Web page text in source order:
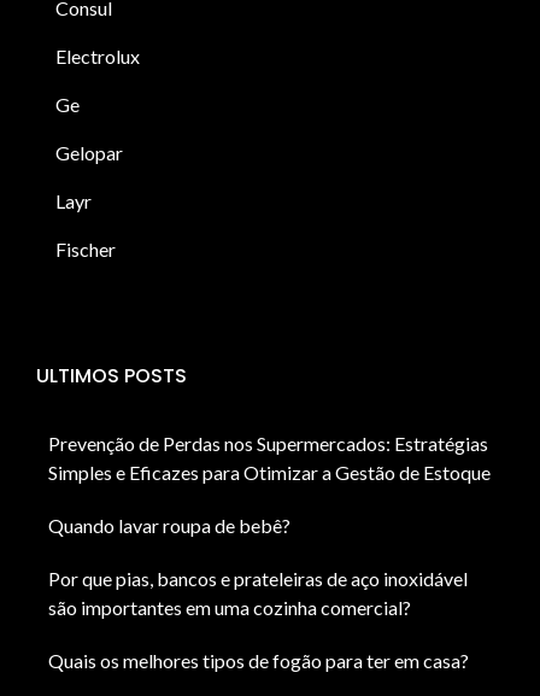
Consul
Electrolux
Ge
Gelopar
Layr
Fischer
ULTIMOS POSTS
Prevenção de Perdas nos Supermercados: Estratégias
Simples e Eficazes para Otimizar a Gestão de Estoque
Quando lavar roupa de bebê?
Por que pias, bancos e prateleiras de aço inoxidável
são importantes em uma cozinha comercial?
Quais os melhores tipos de fogão para ter em casa?